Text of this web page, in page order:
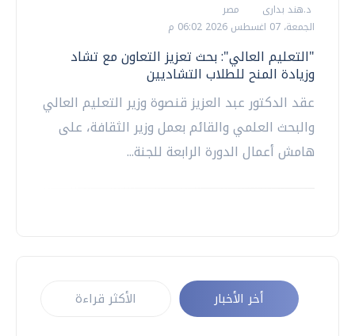
د.هند بدارى
مصر
الجمعة، 07 اغسطس 2026 06:02 م
"التعليم العالي": بحث تعزيز التعاون مع تشاد
وزيادة المنح للطلاب التشاديين
عقد الدكتور عبد العزيز قنصوة وزير التعليم العالي
والبحث العلمي والقائم بعمل وزير الثقافة، على
هامش أعمال الدورة الرابعة للجنة...
أخر الأخبار الأكثر قراءة